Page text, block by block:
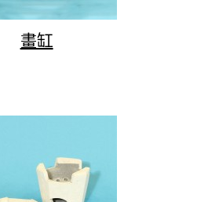
畫缸